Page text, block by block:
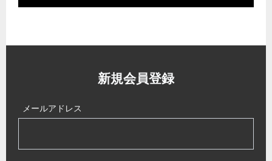
新規会員登録
メールアドレス